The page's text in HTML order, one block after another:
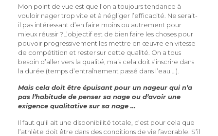
Mon point de vue est que l’on a toujours tendance à
vouloir nager trop vite et à négliger l’efficacité. Ne serait-
il pas intéressant d’en faire moins ou autrement pour
mieux réussir ?L’objectif est de bien faire les choses pour
pouvoir progressivement les mettre en œuvre en vitesse
de compétition et rester sur cette qualité. On a tous
besoin d’aller vers la qualité, mais cela doit s’inscrire dans
la durée (temps d’entraînement passé dans l’eau …).
Mais cela doit être épuisant pour un nageur qui n’a
pas l’habitude de penser sa nage ou d’avoir une
exigence qualitative sur sa nage …
Il faut qu’il ait une disponibilité totale, c’est pour cela que
l’athlète doit être dans des conditions de vie favorable. S’il